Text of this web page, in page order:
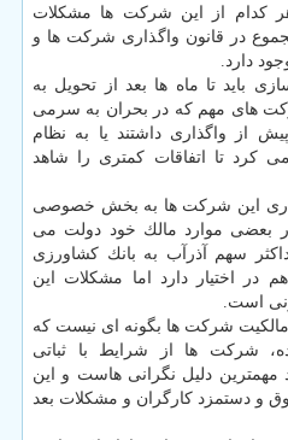
كدام از این شركت ها مشكلات
در قانون واگذاری شركت ها و
دارد.
باید تا ماه ها بعد از تحویل به
های مهم كه در بحران به سرمی
از واگذاری داشتند یا به نظام
می كرد تا اتفاقات كمتری را شاهد
این شركت ها به بخش خصوصی
بعضی موارد مالك خود دولت می
۳۱ درصد حداكثر سهم آذرآب به بانك كشاورزی
در اختیار دارد اما مشكلات این
است.
مالكیت شركت ها بگونه ای نیست كه
شركت ها از شرایط با ثباتی
مهمترین دلیل نگرانی هاست و این
و دستمزد كارگران و مشكلات بعد